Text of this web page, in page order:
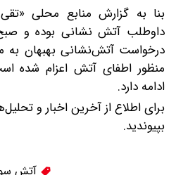
بنا به گزارش منابع محلی
داوطلب آتش نشانی بوده و
درخواست آتش‌نشانی بهبهان به
منظور اطفای آتش اعزام شده
ادامه دارد.
برای اطلاع از آخرین اخبار و
بپیوندید.
آتش